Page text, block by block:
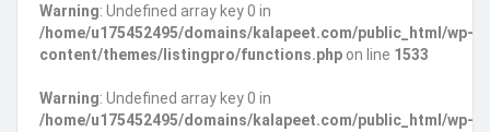
Warning: Undefined array key 0 in
/home/u175452495/domains/kalapeet.com/public_html/wp-
content/themes/listingpro/functions.php on line 1533
Warning: Undefined array key 0 in
/home/u175452495/domains/kalapeet.com/public_html/wp-